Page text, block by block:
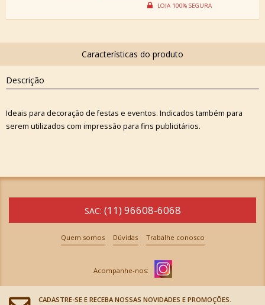
Descrição
Ideais para decoração de festas e eventos. Indicados também para
serem utilizados com impressão para fins publicitários.
SAC: (11) 96608-6068
Quem somos Dúvidas Trabalhe conosco
CADASTRE-SE E RECEBA NOSSAS NOVIDADES E PROMOÇÕES.